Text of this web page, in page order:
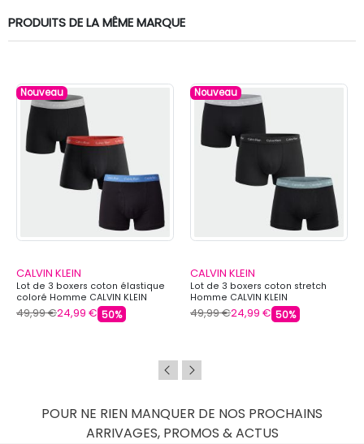
PRODUITS DE LA MÊME MARQUE
Nouveau
CALVIN KLEIN
Lot de 3 boxers coton élastique
coloré Homme CALVIN KLEIN
49,99 €24,99 € 50%
Nouveau
CALVIN KLEIN
Lot de 3 boxers coton stretch
Homme CALVIN KLEIN
49,99 €24,99 € 50%
POUR NE RIEN MANQUER DE NOS PROCHAINS
ARRIVAGES, PROMOS & ACTUS